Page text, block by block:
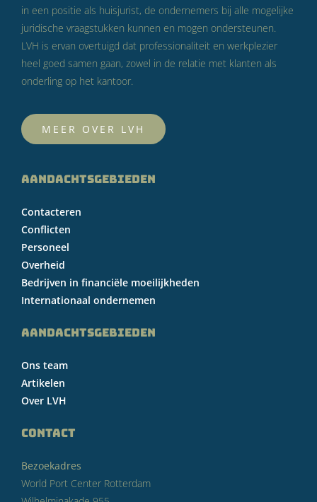
in een positie als huisjurist, de ondernemers bij alle mogelijke
juridische vraagstukken kunnen en mogen ondersteunen.
LVH is ervan overtuigd dat professionaliteit en werkplezier
heel goed samen gaan, zowel in de relatie met klanten als
onderling op het kantoor.
MEER OVER LVH
AANDACHTSGEBIEDEN
Contacteren
Conflicten
Personeel
Overheid
Bedrijven in financiële moeilijkheden
Internationaal ondernemen
AANDACHTSGEBIEDEN
Ons team
Artikelen
Over LVH
CONTACT
Bezoekadres
World Port Center Rotterdam